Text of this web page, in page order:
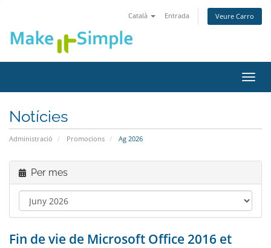
Català Entrada Veure Carro
la
Notícies
Administració Promocions Ag 2026
Per mes
Fin de vie de Microsoft Office 2016 et